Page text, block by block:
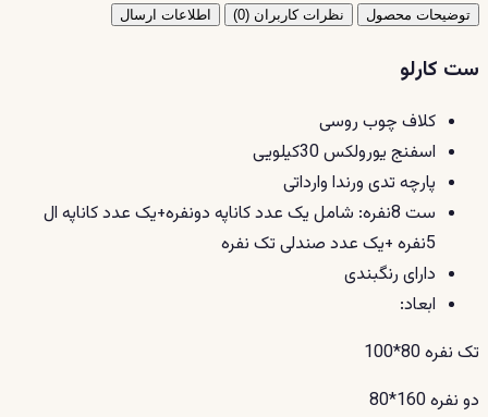
توضیحات محصول نظرات کاربران (0) اطلاعات ارسال
ست کارلو
کلاف چوب روسی
اسفنج یورولکس 30کیلویی
پارچه تدی ورندا وارداتی
ست 8نفره: شامل یک عدد کاناپه دونفره+یک عدد کاناپه ال
5نفره +یک عدد صندلی تک نفره
دارای رنگبندی
ابعاد:
تک نفره 80*100
دو نفره 160*80